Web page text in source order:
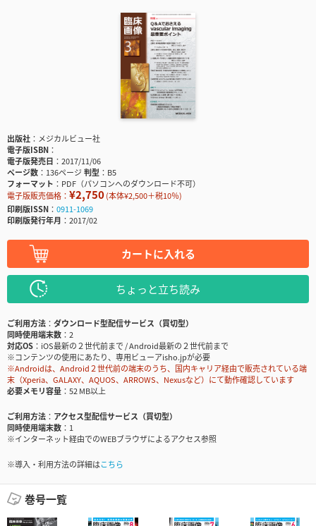
出版社
メジカルビュー社
電子版ISBN
電子版発売日
2017/11/06
ページ数
136ページ判型
B5
フォーマット
PDF（パソコンへのダウンロード不可）
電子版販売価格： ¥2,750(本体¥2,500＋税10％)
印刷版ISSN
0911-1069
印刷版発行年月
2017/02
カートに入れる
ちょっと立ち読み
ご利用方法
ダウンロード型配信サービス（買切型）
同時使用端末数
2
対応OS
iOS最新の２世代前まで / Android最新の２世代前まで
※コンテンツの使用にあたり、専用ビューアisho.jpが必要
※Androidは、Android２世代前の端末のうち、国内キャリア経由で販売されている端
末（Xperia、GALAXY、AQUOS、ARROWS、Nexusなど）にて動作確認しています
必要メモリ容量
52 MB以上
ご利用方法
アクセス型配信サービス（買切型）
同時使用端末数
1
※インターネット経由でのWEBブラウザによるアクセス参照
※導入・利用方法の詳細はこちら
巻号一覧